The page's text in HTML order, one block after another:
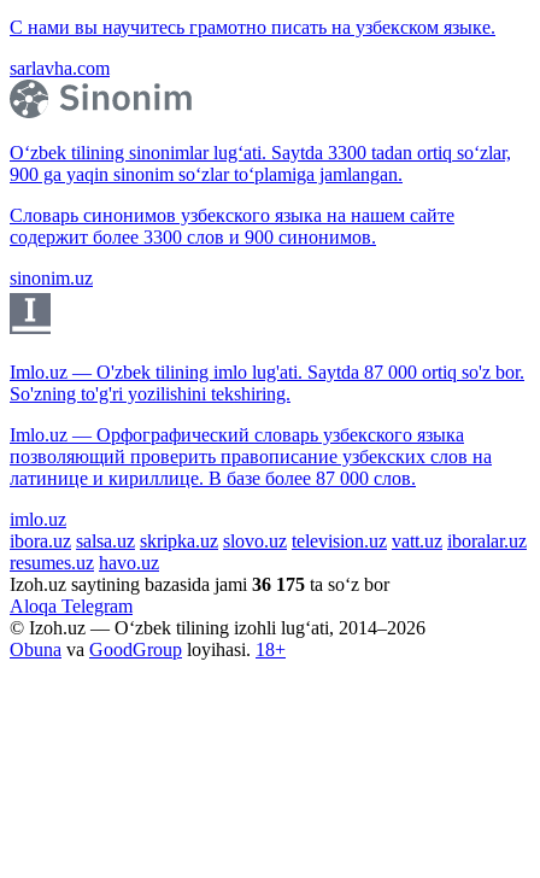
С нами вы научитесь грамотно писать на узбекском языке.
sarlavha.com
O‘zbek tilining sinonimlar lug‘ati. Saytda 3300 tadan ortiq so‘zlar,
900 ga yaqin sinonim so‘zlar to‘plamiga jamlangan.
Словарь синонимов узбекского языка на нашем сайте
содержит более 3300 слов и 900 синонимов.
sinonim.uz
Imlo.uz — O'zbek tilining imlo lug'ati. Saytda 87 000 ortiq so'z bor.
So'zning to'g'ri yozilishini tekshiring.
Imlo.uz — Орфографический словарь узбекского языка
позволяющий проверить правописание узбекских слов на
латинице и кириллице. В базе более 87 000 слов.
imlo.uz
ibora.uz salsa.uz skripka.uz slovo.uz television.uz vatt.uz iboralar.uz
resumes.uz havo.uz
Izoh.uz saytining bazasida jami 36 175 ta so‘z bor
Aloqa Telegram
© Izoh.uz — O‘zbek tilining izohli lug‘ati, 2014–2026
Obuna va GoodGroup loyihasi. 18+